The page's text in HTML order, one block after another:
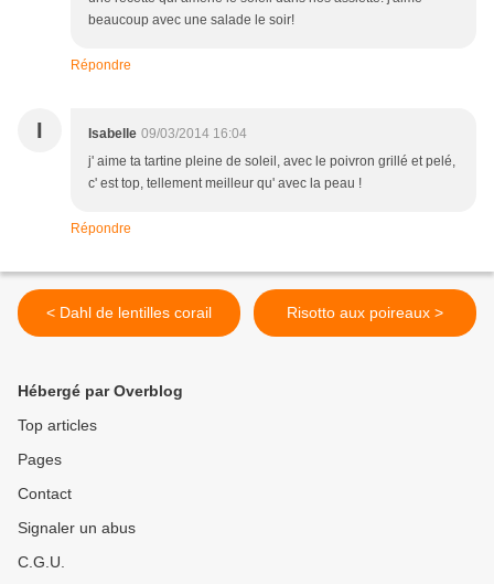
beaucoup avec une salade le soir!
Répondre
I Isabelle 09/03/2014 16:04
j' aime ta tartine pleine de soleil, avec le poivron grillé et pelé,
c' est top, tellement meilleur qu' avec la peau !
Répondre
< Dahl de lentilles corail Risotto aux poireaux >
Hébergé par Overblog
Top articles
Pages
Contact
Signaler un abus
C.G.U.